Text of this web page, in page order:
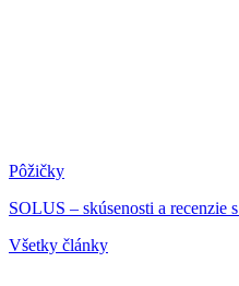
Pôžičky
SOLUS – skúsenosti a recenzie
Všetky články